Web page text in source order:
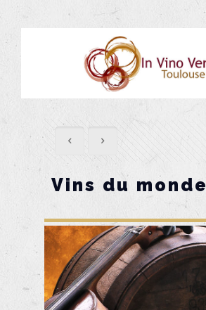
Vins du monde